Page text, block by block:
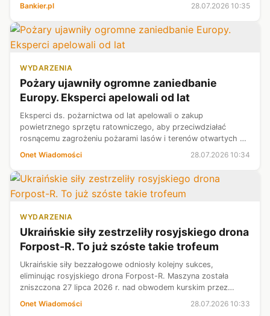
przynajmniej na dwa ostatnie tygodnie w...
Bankier.pl 28.07.2026 10:35
WYDARZENIA
Pożary ujawniły ogromne zaniedbanie
Europy. Eksperci apelowali od lat
Eksperci ds. pożarnictwa od lat apelowali o zakup
powietrznego sprzętu ratowniczego, aby przeciwdziałać
rosnącemu zagrożeniu pożarami lasów i terenów otwartych w
Europie. Nikt nie potraktował jednak ich apeli poważnie.
Onet Wiadomości 28.07.2026 10:34
WYDARZENIA
Ukraińskie siły zestrzeliły rosyjskiego drona
Forpost-R. To już szóste takie trofeum
Ukraińskie siły bezzałogowe odniosły kolejny sukces,
eliminując rosyjskiego drona Forpost-R. Maszyna została
zniszczona 27 lipca 2026 r. nad obwodem kurskim przez
pilotów 7. batalionu 414. pułku "Ptaki Madziara". To już szóste
Onet Wiadomości 28.07.2026 10:33